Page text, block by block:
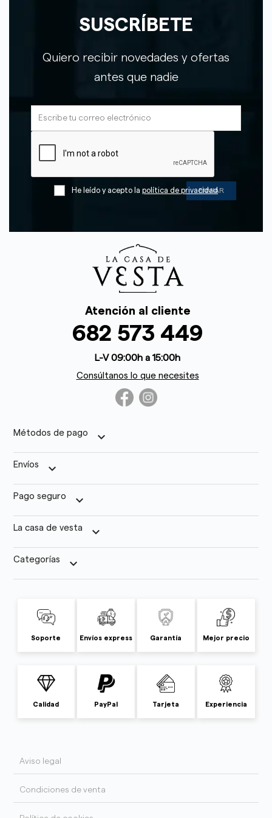
SUSCRÍBETE
Quiero recibir novedades y ofertas
antes que nadie
He leído y acepto la política de privacidad
Atención al cliente
682 573 449
L-V 09:00h a 15:00h
Consúltanos lo que necesites
Métodos de pago keyboard_arrow_down
Envíos keyboard_arrow_down
Pago seguro keyboard_arrow_down
La casa de vesta keyboard_arrow_down
Categorías keyboard_arrow_down
Soporte Envíos express Garantía Mejor precio
Calidad PayPal Tarjeta Experiencia
Aviso legal
Condiciones de venta